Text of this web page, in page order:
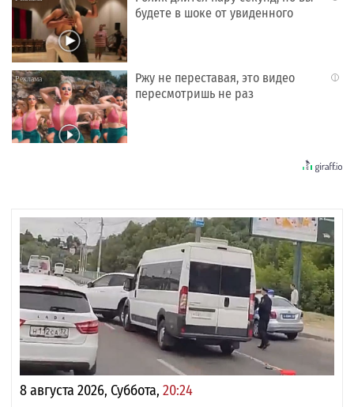
будете в шоке от увиденного
i
Ржу не переставая, это видео
пересмотришь не раз
8 августа 2026, Суббота, 20:24